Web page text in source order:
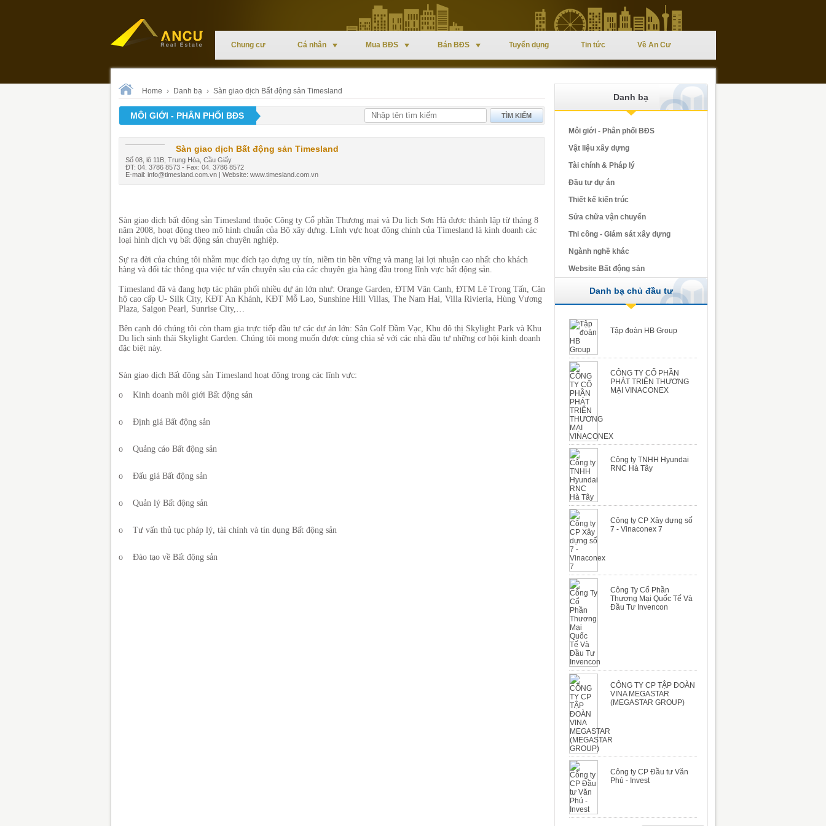
Chung cư Cá nhân Mua BĐS Bán BĐS Tuyển dụng Tin tức Về An Cư
Home › Danh bạ › Sàn giao dịch Bất động sản Timesland
MÔI GIỚI - PHÂN PHỐI BĐS TÌM KIẾM
Sàn giao dịch Bất động sản Timesland
Số 08, lô 11B, Trung Hòa, Cầu Giấy
ĐT: 04. 3786 8573 - Fax: 04. 3786 8572
E-mail: info@timesland.com.vn| Website: www.timesland.com.vn
Sàn giao dịch bất động sản Timesland thuộc Công ty Cổ phần Thương mại và Du lịch Sơn Hà được thành lập từ tháng 8
năm 2008, hoạt động theo mô hình chuẩn của Bộ xây dựng. Lĩnh vực hoạt động chính của Timesland là kinh doanh các
loại hình dịch vụ bất động sản chuyên nghiệp.
Sự ra đời của chúng tôi nhằm mục đích tạo dựng uy tín, niềm tin bền vững và mang lại lợi nhuận cao nhất cho khách
hàng và đối tác thông qua việc tư vấn chuyên sâu của các chuyên gia hàng đầu trong lĩnh vực bất động sản.
Timesland đã và đang hợp tác phân phối nhiều dự án lớn như: Orange Garden, ĐTM Vân Canh, ĐTM Lê Trọng Tấn, Căn
hộ cao cấp U- Silk City, KĐT An Khánh, KĐT Mỗ Lao, Sunshine Hill Villas, The Nam Hai, Villa Rivieria, Hùng Vương
Plaza, Saigon Pearl, Sunrise City,…
Bên cạnh đó chúng tôi còn tham gia trực tiếp đầu tư các dự án lớn: Sân Golf Đầm Vạc, Khu đô thị Skylight Park và Khu
Du lịch sinh thái Skylight Garden. Chúng tôi mong muốn được cùng chia sẻ với các nhà đầu tư những cơ hội kinh doanh
đặc biệt này.
Sàn giao dịch Bất động sản Timesland hoạt động trong các lĩnh vực:
o Kinh doanh môi giới Bất động sản
o Định giá Bất động sản
o Quảng cáo Bất động sản
o Đấu giá Bất động sản
o Quản lý Bất động sản
o Tư vấn thủ tục pháp lý, tài chính và tín dụng Bất động sản
o Đào tạo về Bất động sản
Danh bạ
Môi giới - Phân phối BĐS
Vật liệu xây dựng
Tài chính & Pháp lý
Đầu tư dự án
Thiết kế kiến trúc
Sửa chữa vận chuyển
Thi công - Giám sát xây dựng
Ngành nghề khác
Website Bất động sản
Danh bạ chủ đầu tư
Tập đoàn HB Group
CÔNG TY CỔ PHẦN
PHÁT TRIỂN THƯƠNG
MẠI VINACONEX
Công ty TNHH Hyundai
RNC Hà Tây
Công ty CP Xây dựng số
7 - Vinaconex 7
Công Ty Cổ Phần
Thương Mại Quốc Tế Và
Đầu Tư Invencon
CÔNG TY CP TẬP ĐOÀN
VINA MEGASTAR
(MEGASTAR GROUP)
Công ty CP Đầu tư Văn
Phú - Invest